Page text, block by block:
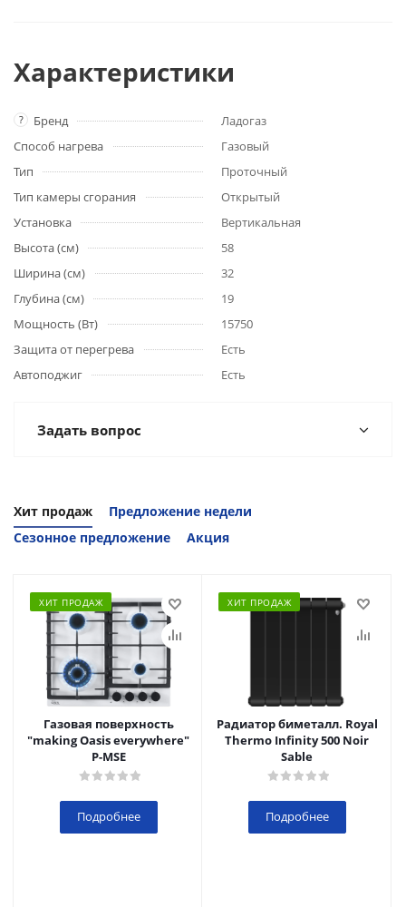
Характеристики
? Бренд
Ладогаз
Способ нагрева
Газовый
Тип
Проточный
Тип камеры сгорания
Открытый
Установка
Вертикальная
Высота (см)
58
Ширина (см)
32
Глубина (см)
19
Мощность (Вт)
15750
Защита от перегрева
Есть
Автоподжиг
Есть
Задать вопрос
Хит продаж
Предложение недели
Сезонное предложение
Акция
ХИТ ПРОДАЖ
Газовая поверхность
"making Oasis everywhere"
P-MSE
Подробнее
ХИТ ПРОДАЖ
Радиатор биметалл. Royal
Thermo Infinity 500 Noir
Sable
Подробнее